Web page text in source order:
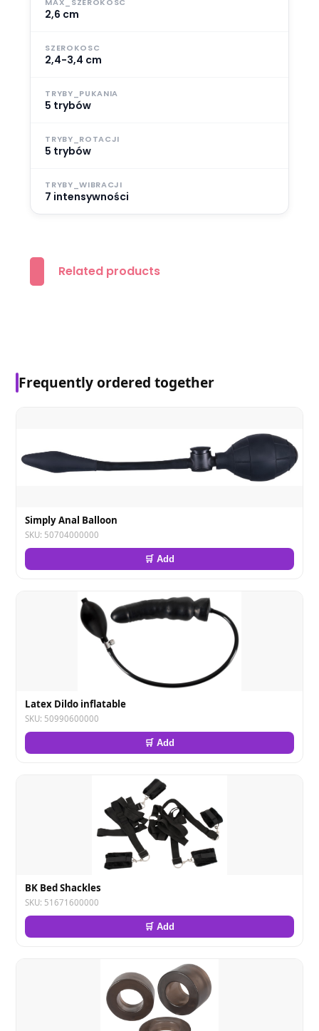
2,6 cm
SZEROKOSC
2,4-3,4 cm
TRYBY_PUKANIA
5 trybów
TRYBY_ROTACJI
5 trybów
TRYBY_WIBRACJI
7 intensywności
Related products
Frequently ordered together
Simply Anal Balloon
SKU: 50704000000
🛒 Add
Latex Dildo inflatable
SKU: 50990600000
🛒 Add
BK Bed Shackles
SKU: 51671600000
🛒 Add